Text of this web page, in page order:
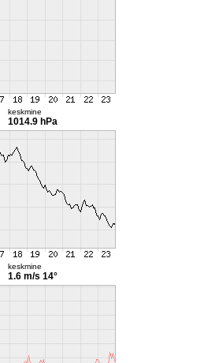
keskmine
1014.9 hPa
keskmine
1.6 m/s 14°